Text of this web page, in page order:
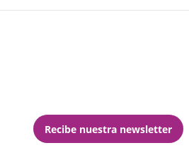
Recibe nuestra newsletter